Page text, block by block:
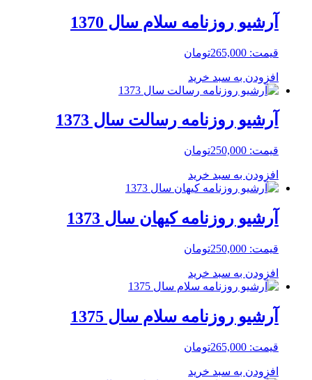
آرشیو روزنامه سلام سال 1370
قیمت: 265,000تومان
افزودن به سبد خرید
آرشیو روزنامه رسالت سال 1373
قیمت: 250,000تومان
افزودن به سبد خرید
آرشیو روزنامه کیهان سال 1373
قیمت: 250,000تومان
افزودن به سبد خرید
آرشیو روزنامه سلام سال 1375
قیمت: 265,000تومان
افزودن به سبد خرید